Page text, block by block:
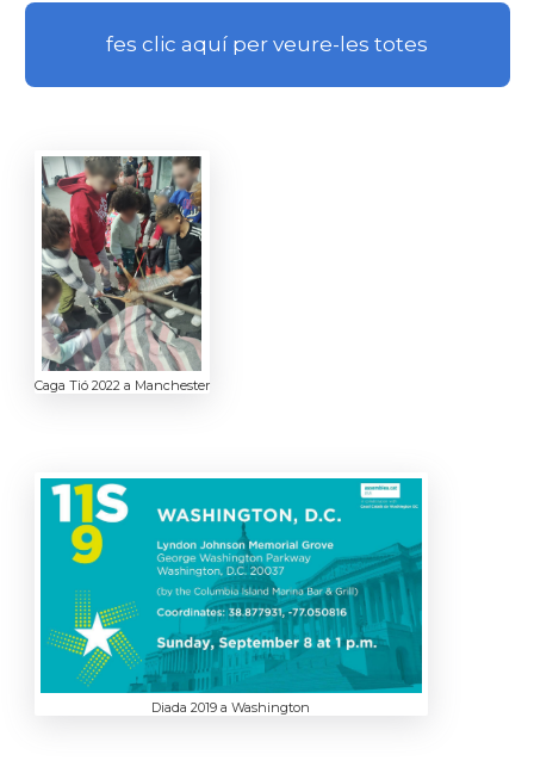
fes clic aquí per veure-les totes
Caga Tió 2022 a Manchester
Diada 2019 a Washington